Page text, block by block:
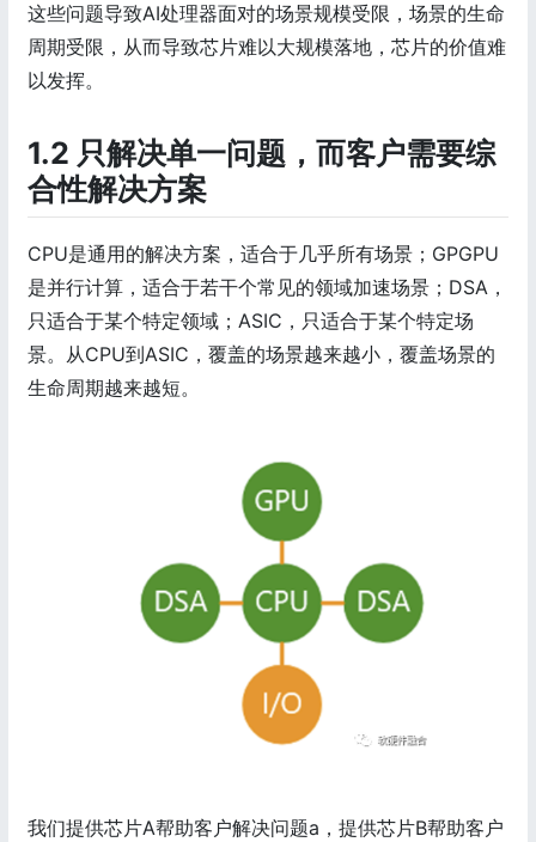
这些问题导致AI处理器面对的场景规模受限，场景的生命
周期受限，从而导致芯片难以大规模落地，芯片的价值难
以发挥。
1.2 只解决单一问题，而客户需要综
合性解决方案
CPU是通用的解决方案，适合于几乎所有场景；GPGPU
是并行计算，适合于若干个常见的领域加速场景；DSA，
只适合于某个特定领域；ASIC，只适合于某个特定场
景。从CPU到ASIC，覆盖的场景越来越小，覆盖场景的
生命周期越来越短。
我们提供芯片A帮助客户解决问题a，提供芯片B帮助客户